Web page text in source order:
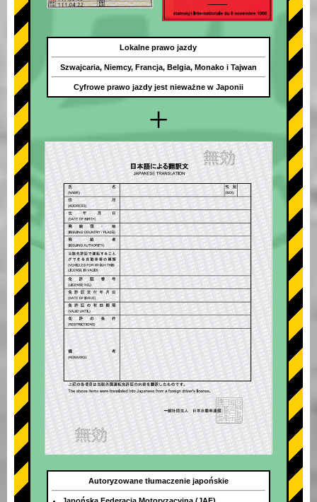
+
Lokalne prawo jazdy
Szwajcaria, Niemcy, Francja, Belgia, Monako i Tajwan
Cyfrowe prawo jazdy jest nieważne w Japonii
Autoryzowane tłumaczenie japońskie